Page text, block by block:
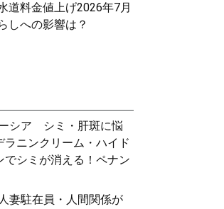
道料金値上げ2026年7月
しへの影響は？
シア シミ・肝斑に悩
ラニンクリーム・ハイド
でシミが消える！ペナン
妻駐在員・人間関係が